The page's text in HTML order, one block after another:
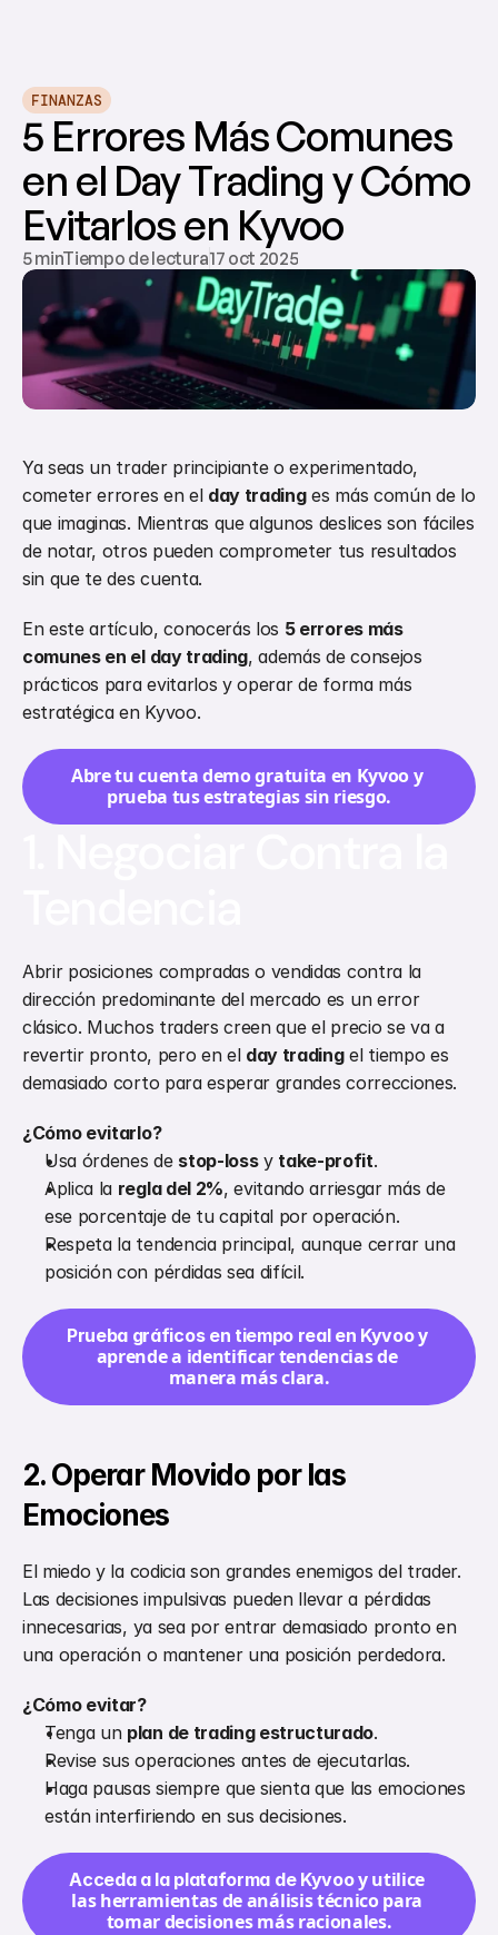
Ya seas un trader principiante o experimentado,
cometer errores en el day trading es más común de lo
que imaginas. Mientras que algunos deslices son fáciles
de notar, otros pueden comprometer tus resultados
sin que te des cuenta.
En este artículo, conocerás los 5 errores más
comunes en el day trading, además de consejos
prácticos para evitarlos y operar de forma más
estratégica en Kyvoo.
Abre tu cuenta demo gratuita en Kyvoo y
prueba tus estrategias sin riesgo.
Abrir posiciones compradas o vendidas contra la
dirección predominante del mercado es un error
clásico. Muchos traders creen que el precio se va a
revertir pronto, pero en el day trading el tiempo es
demasiado corto para esperar grandes correcciones.
¿Cómo evitarlo?
Usa órdenes de stop-loss y take-profit.
Aplica la regla del 2%, evitando arriesgar más de
ese porcentaje de tu capital por operación.
Respeta la tendencia principal, aunque cerrar una
posición con pérdidas sea difícil.
Prueba gráficos en tiempo real en Kyvoo y
aprende a identificar tendencias de
manera más clara.
2. Operar Movido por las
Emociones
El miedo y la codicia son grandes enemigos del trader.
Las decisiones impulsivas pueden llevar a pérdidas
innecesarias, ya sea por entrar demasiado pronto en
una operación o mantener una posición perdedora.
¿Cómo evitar?
Tenga un plan de trading estructurado.
Revise sus operaciones antes de ejecutarlas.
Haga pausas siempre que sienta que las emociones
están interfiriendo en sus decisiones.
Acceda a la plataforma de Kyvoo y utilice
las herramientas de análisis técnico para
tomar decisiones más racionales.
FINANZAS
5 Errores Más Comunes
en el Day Trading y Cómo
Evitarlos en Kyvoo
5 minTiempo de lectura17 oct 2025